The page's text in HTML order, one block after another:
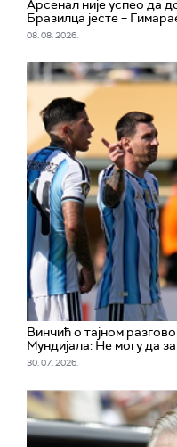
Арсенал није успео да
Бразилца јесте –
08. 08. 2026.
Винчић о тајном
Мундијала: Не могу да
30. 07. 2026.